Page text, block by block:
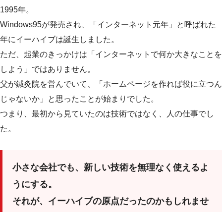
1995年。
Windows95が発売され、「インターネット元年」と呼ばれた
年にイーハイブは誕生しました。
ただ、起業のきっかけは「インターネットで何か大きなことを
しよう」ではありません。
父が鍼灸院を営んでいて、「ホームページを作れば役に立つん
じゃないか」と思ったことが始まりでした。
つまり、最初から見ていたのは技術ではなく、人の仕事でし
た。
小さな会社でも、新しい技術を無理なく使えるよ
うにする。
それが、イーハイブの原点だったのかもしれませ